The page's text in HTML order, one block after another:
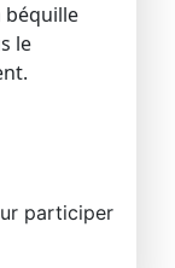
béquille
le
participer